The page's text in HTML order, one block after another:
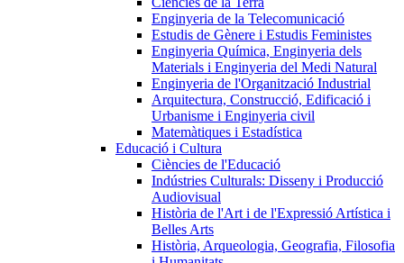
Enginyeria de la Telecomunicació
Estudis de Gènere i Estudis Feministes
Enginyeria Química, Enginyeria dels
Materials i Enginyeria del Medi Natural
Enginyeria de l'Organització Industrial
Arquitectura, Construcció, Edificació i
Urbanisme i Enginyeria civil
Matemàtiques i Estadística
Educació i Cultura
Ciències de l'Educació
Indústries Culturals: Disseny i Producció
Audiovisual
Història de l'Art i de l'Expressió Artística i
Belles Arts
Història, Arqueologia, Geografia, Filosofia